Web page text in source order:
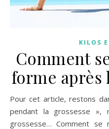
KILOS
Comment
forme après
Pour cet article, restons dans le thème « prise de poids
pendant la grossesse »,
grossesse… Comment